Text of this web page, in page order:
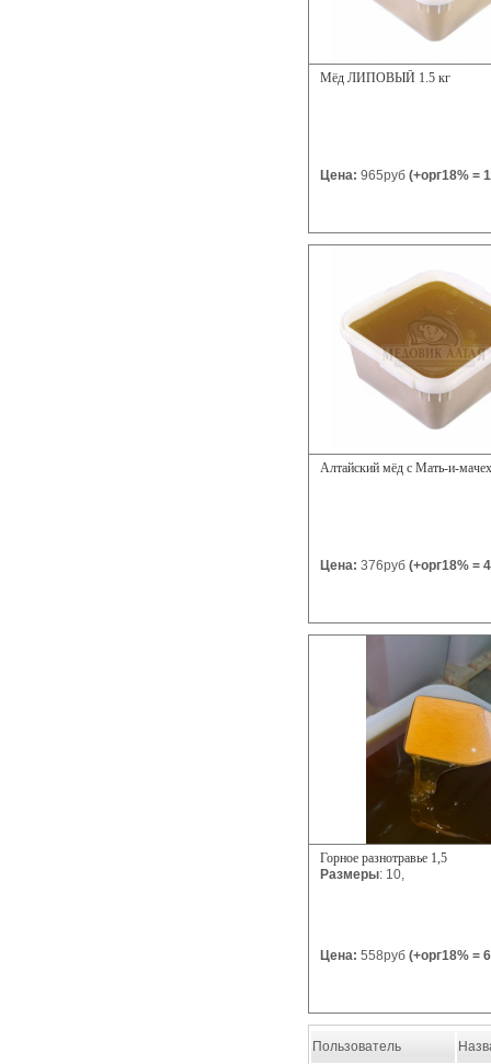
Мёд ЛИПОВЫЙ 1.5 кг
Цена: 965руб (+орг18% =
Алтайский мёд с Мать-и-
Цена: 376руб (+орг18% =
Горное разнотравье 1,5
Размеры: 10,
Цена: 558руб (+орг18% =
Пользователь